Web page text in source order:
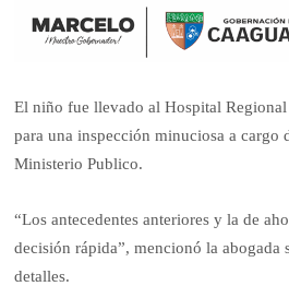
El niño fue llevado al Hospital Regional
para una inspección minuciosa a cargo
Ministerio Publico.
“Los antecedentes anteriores y la de
decisión rápida”, mencionó la abogada
detalles.